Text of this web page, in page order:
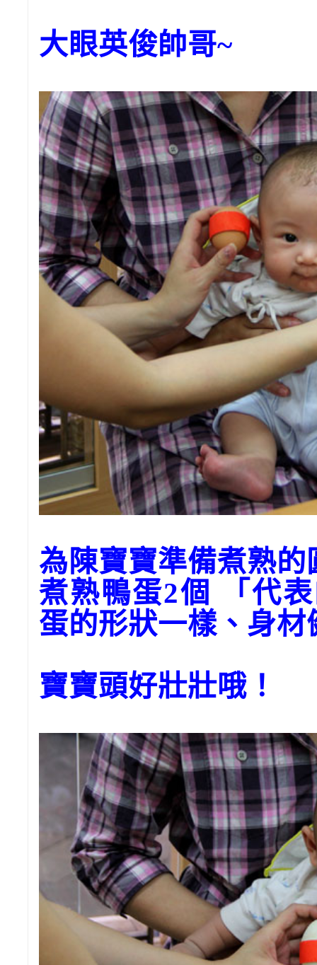
大眼英俊帥哥~
為陳寶寶準備煮熟
煮熟鴨蛋2個 「代
蛋的形狀一樣、身材
寶寶頭好壯壯哦！